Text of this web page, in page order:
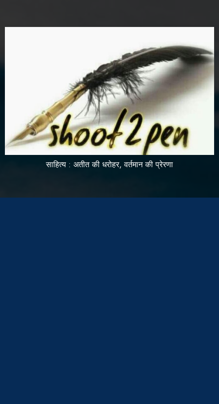
साहित्य : अतीत की धरोहर, वर्तमान की प्रेरणा